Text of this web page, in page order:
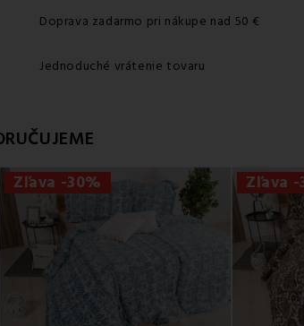
Doprava zadarmo pri nákupe nad 50 €
Jednoduché vrátenie tovaru
Zľava -30% Zľava -